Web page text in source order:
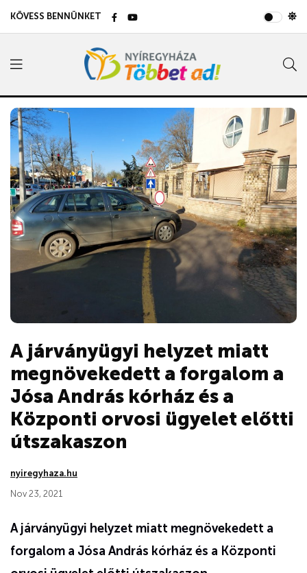
KÖVESS BENNÜNKET
A járványügyi helyzet miatt
megnövekedett a forgalom a
Jósa András kórház és a
Központi orvosi ügyelet előtti
útszakaszon
nyiregyhaza.hu
Nov 23, 2021
A járványügyi helyzet miatt megnövekedett a
forgalom a Jósa András kórház és a Központi